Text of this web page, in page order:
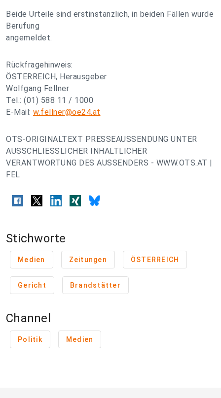
Beide Urteile sind erstinstanzlich, in beiden Fällen wurde
Berufung
angemeldet.
Rückfragehinweis:
ÖSTERREICH, Herausgeber
Wolfgang Fellner
Tel.: (01) 588 11 / 1000
E-Mail: w.fellner@oe24.at
OTS-ORIGINALTEXT PRESSEAUSSENDUNG UNTER
AUSSCHLIESSLICHER INHALTLICHER
VERANTWORTUNG DES AUSSENDERS - WWW.OTS.AT |
FEL
Stichworte
Medien Zeitungen ÖSTERREICH
Gericht Brandstätter
Channel
Politik Medien